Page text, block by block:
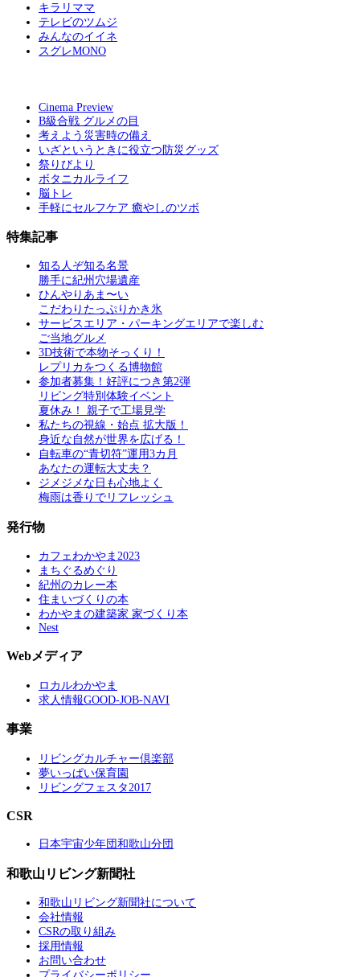
キラリママ
テレビのツムジ
みんなのイイネ
スグレMONO
Cinema Preview
B級合戦 グルメの目
考えよう災害時の備え
いざというときに役立つ防災グッズ
祭りびより
ボタニカルライフ
脳トレ
手軽にセルフケア 癒やしのツボ
特集記事
知る人ぞ知る名景
勝手に紀州穴場遺産
ひんやりあま〜い
こだわりたっぷりかき氷
サービスエリア・パーキングエリアで楽しむ
ご当地グルメ
3D技術で本物そっくり！
レプリカをつくる博物館
参加者募集！好評につき第2弾
リビング特別体験イベント
夏休み！ 親子で工場見学
私たちの視線・始点 拡大版！
身近な自然が世界を広げる！
自転車の“青切符”運用3カ月
あなたの運転大丈夫？
ジメジメな日も心地よく
梅雨は香りでリフレッシュ
発行物
カフェわかやま2023
まちぐるめぐり
紀州のカレー本
住まいづくりの本
わかやまの建築家 家づくり本
Nest
Webメディア
ロカルわかやま
求人情報GOOD-JOB-NAVI
事業
リビングカルチャー倶楽部
夢いっぱい保育園
リビングフェスタ2017
CSR
日本宇宙少年団和歌山分団
和歌山リビング新聞社
和歌山リビング新聞社について
会社情報
CSRの取り組み
採用情報
お問い合わせ